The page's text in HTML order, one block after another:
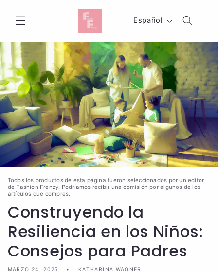
al contenido
i
o
m
a
Español
Todos los productos de esta página fueron seleccionados por un editor
de Fashion Frenzy. Podríamos recibir una comisión por algunos de los
artículos que compres.
Construyendo la
Resiliencia en los Niños:
Consejos para Padres
MARZO 24, 2025 KATHARINA WAGNER